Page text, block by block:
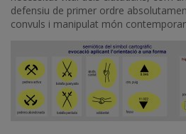
defensiu de primer ordre
convuls i manipulat món